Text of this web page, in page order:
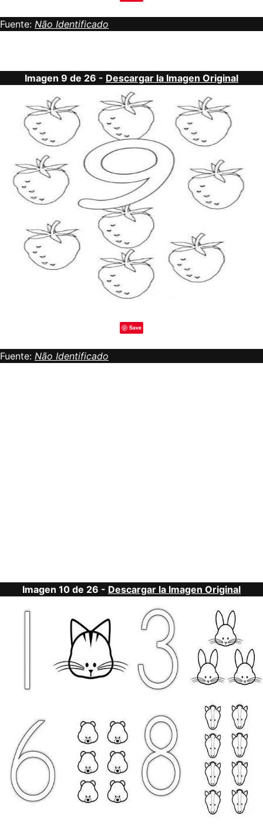
Fuente: Não Identificado
Imagen 9 de 26 - Descargar la Imagen Original
Save
Fuente: Não Identificado
Imagen 10 de 26 - Descargar la Imagen Original